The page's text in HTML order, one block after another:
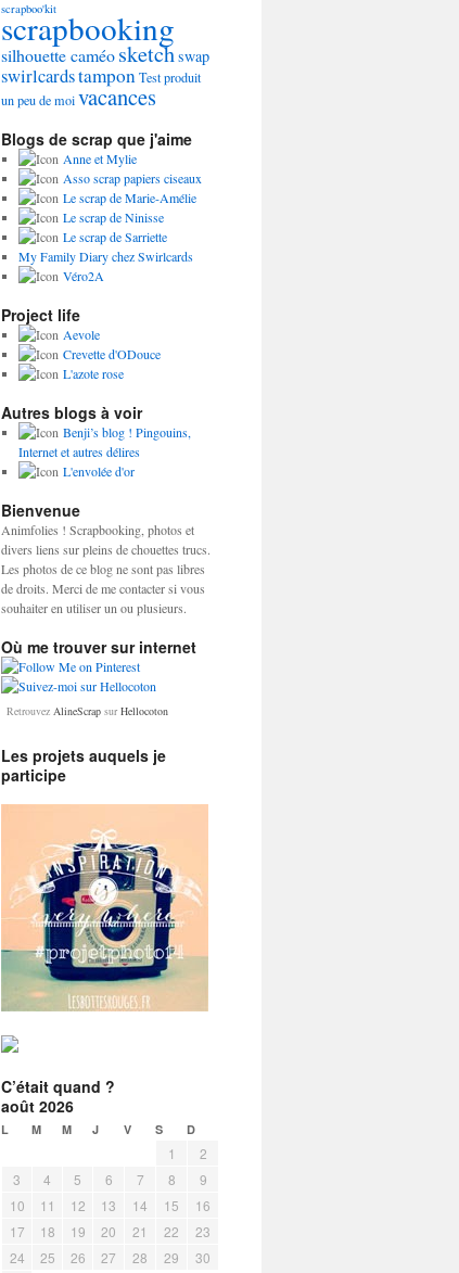
scrapboo'kit
scrapbooking
silhouette caméosketchswap
swirlcardstamponTest produit
un peu de moivacances
Blogs de scrap que j'aime
Anne et Mylie
Asso scrap papiers ciseaux
Le scrap de Marie-Amélie
Le scrap de Ninisse
Le scrap de Sarriette
My Family Diary chez Swirlcards
Véro2A
Project life
Aevole
Crevette d'ODouce
L'azote rose
Autres blogs à voir
Benji’s blog ! Pingouins,
Internet et autres délires
L'envolée d'or
Bienvenue
Animfolies ! Scrapbooking, photos et
divers liens sur pleins de chouettes trucs.
Les photos de ce blog ne sont pas libres
de droits. Merci de me contacter si vous
souhaiter en utiliser un ou plusieurs.
Où me trouver sur internet
Retrouvez AlineScrap sur Hellocoton
Les projets auquels je
participe
C’était quand ?
août 2026
L M M J V S D
1
2
3
4 5 6 7 8
9
10
11 12 13 14 15
16
17
18 19 20 21 22
23
24
25 26 27 28 29 30